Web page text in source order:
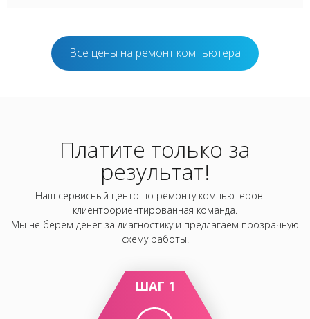
Все цены на ремонт компьютера
Платите только за
результат!
Наш сервисный центр по ремонту компьютеров —
клиентоориентированная команда.
Мы не берём денег за диагностику и предлагаем прозрачную
схему работы.
ШАГ 1